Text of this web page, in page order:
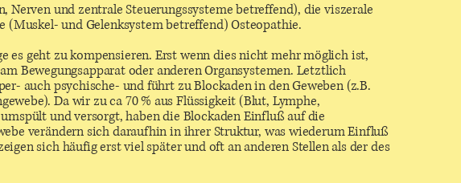
Nerven und zentrale Steuerungssysteme betreffend), die viszerale
und Gelenksystem betreffend) Osteopathie.
es geht zu kompensieren. Erst wenn dies nicht mehr möglich ist,
Bewegungsapparat oder anderen Organsystemen. Letztlich
auch psychische- und führt zu Blockaden in den Geweben (z.B.
Da wir zu ca 70 % aus Flüssigkeit (Blut, Lymphe,
und versorgt, haben die Blockaden Einfluß auf die
verändern sich daraufhin in ihrer Struktur, was wiederum Einfluß
sich häufig erst viel später und oft an anderen Stellen als der des